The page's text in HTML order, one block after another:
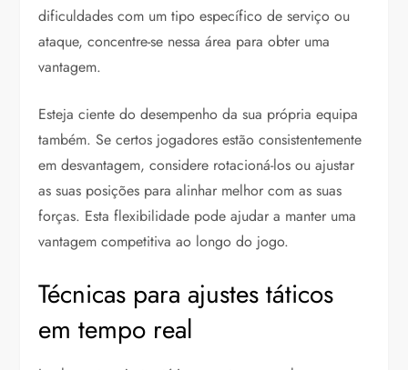
dificuldades com um tipo específico de serviço ou
ataque, concentre-se nessa área para obter uma
vantagem.
Esteja ciente do desempenho da sua própria equipa
também. Se certos jogadores estão consistentemente
em desvantagem, considere rotacioná-los ou ajustar
as suas posições para alinhar melhor com as suas
forças. Esta flexibilidade pode ajudar a manter uma
vantagem competitiva ao longo do jogo.
Técnicas para ajustes táticos
em tempo real